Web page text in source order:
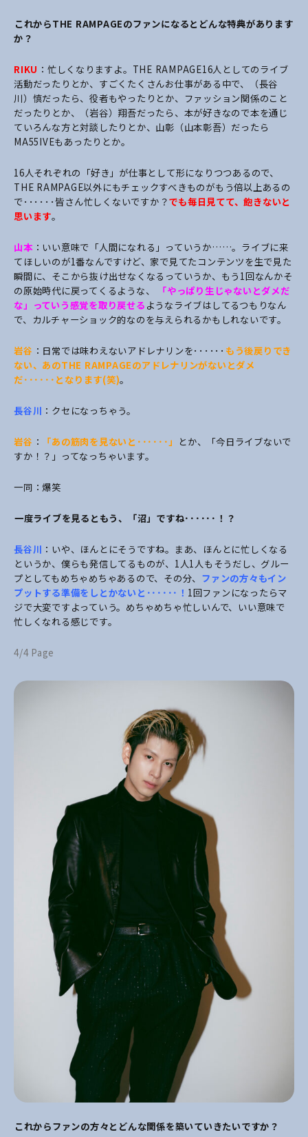
――これからTHE RAMPAGEのファンになるとどんな特典があります
か？
RIKU ：忙しくなりますよ。THE RAMPAGE16人としてのライブ
活動だったりとか、すごくたくさんお仕事がある中で、（長谷
川）慎だったら、役者もやったりとか、ファッション関係のこと
だったりとか、（岩谷）翔吾だったら、本が好きなので本を通じ
ていろんな方と対談したりとか、山彰（山本彰吾）だったら
MA55IVEもあったりとか。
16人それぞれの「好き」が仕事として形になりつつあるので、
THE RAMPAGE以外にもチェックすべきものがもう倍以上あるの
で･･････皆さん忙しくないですか？でも毎日見てて、飽きないと
思います。
山本：いい意味で「人間になれる」っていうか……。ライブに来
てほしいのが1番なんですけど、家で見てたコンテンツを生で見た
瞬間に、そこから抜け出せなくなるっていうか、もう1回なんかそ
の原始時代に戻ってくるような、
「やっぱり生じゃないとダメだ
な」っていう感覚を取り戻せる ようなライブはしてるつもりなん
で、カルチャーショック的なのを与えられるかもしれないです。
岩谷 ：日常では味わえないアドレナリンを･･････ もう後戻りでき
ない、あのTHE RAMPAGEのアドレナリンがないとダメ
だ･･････となります(笑)。
長谷川 ：クセになっちゃう。
岩谷 ： 「あの筋肉を見ないと･･････」
とか、「今日ライブないで
すか！？」ってなっちゃいます。
一同：爆笑
――一度ライブを見るともう、「沼」ですね･･････！？
長谷川 ：いや、ほんとにそうですね。まあ、ほんとに忙しくなる
というか、僕らも発信してるものが、1人1人もそうだし、グルー
プとしてもめちゃめちゃあるので、その分、 ファンの方々もイン
プットする準備をしとかないと･･････！ 1回ファンになったらマ
ジで大変ですよっていう。めちゃめちゃ忙しいんで、いい意味で
忙しくなれる感じです。
4/4 Page
――これからファンの方々とどんな関係を築いていきたいですか？